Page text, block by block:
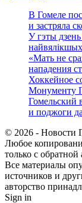
В Гомеле
и застряла
У гэты
найвялікшых
«Мать не
нападения
Хоккейное
Монументу
Гомельский
и поджоги
© 2026 - Новости
Любое
только с
Все материалы
источников и
авторство
Sign in